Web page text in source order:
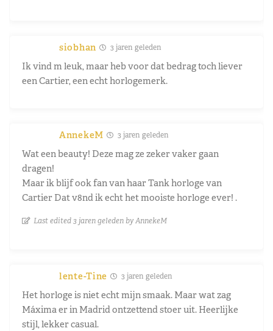
siobhan 3 jaren geleden
Ik vind m leuk, maar heb voor dat bedrag toch liever
een Cartier, een echt horlogemerk.
AnnekeM 3 jaren geleden
Wat een beauty! Deze mag ze zeker vaker gaan
dragen!
Maar ik blijf ook fan van haar Tank horloge van
Cartier Dat v8nd ik echt het mooiste horloge ever! .
Last edited 3 jaren geleden by AnnekeM
lente-Tine 3 jaren geleden
Het horloge is niet echt mijn smaak. Maar wat zag
Máxima er in Madrid ontzettend stoer uit. Heerlijke
stijl, lekker casual.